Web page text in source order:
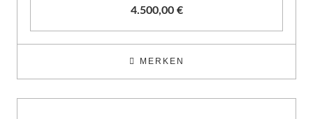
4.500,00 €
MERKEN